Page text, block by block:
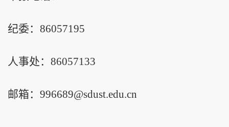
纪委：86057195
人事处：86057133
邮箱：996689@sdust.edu.cn